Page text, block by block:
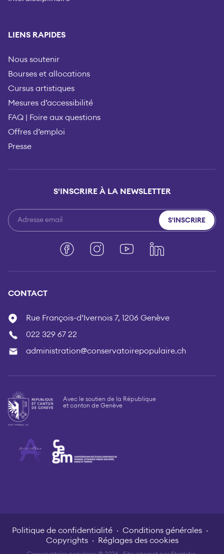
LIENS RAPIDES
Nous soutenir
Bourses et allocations
Cursus artistiques
Mesures d’accessibilité
FAQ | Foire aux questions
Offres d’emploi
Presse
S'INSCRIRE À LA NEWSLETTER
S'INSCRIRE
FacebookInstagramYouTubeLinkedIn
CONTACT
Rue François-d’Ivernois 7, 1206 Genève
022 329 67 22
administration@conservatoirepopulaire.ch
Avec le soutien de la République
et canton de Genève
Politique de confidentialité
Conditions générales
Copyrights
Réglages des cookies